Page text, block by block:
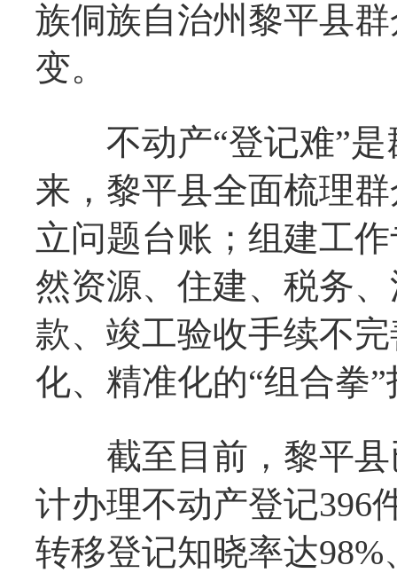
族侗族自治州黎平县
变。
不动产“登记难”是
来，黎平县全面梳理
立问题台账；组建工
然资源、住建、税务
款、竣工验收手续不
化、精准化的“组合拳
截至目前，黎平县
计办理不动产登记396
转移登记知晓率达